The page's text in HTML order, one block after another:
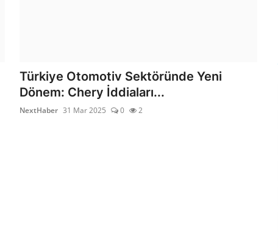
Türkiye Otomotiv Sektöründe Yeni
Dönem: Chery İddiaları...
NextHaber 31 Mar 2025 0 2